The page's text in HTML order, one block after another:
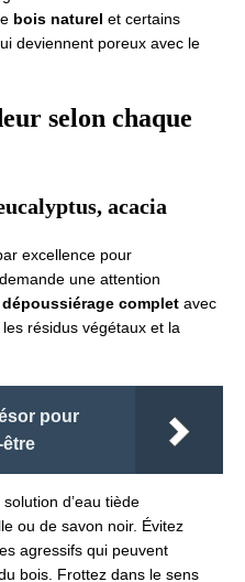
bois naturel et certains
deviennent poreux avec le
selon chaque
acacia
excellence pour
une attention
dépoussiérage complet avec
résidus végétaux et la
pour
d’eau tiède
ou de savon noir. Évitez
agressifs qui peuvent
bois. Frottez dans le sens